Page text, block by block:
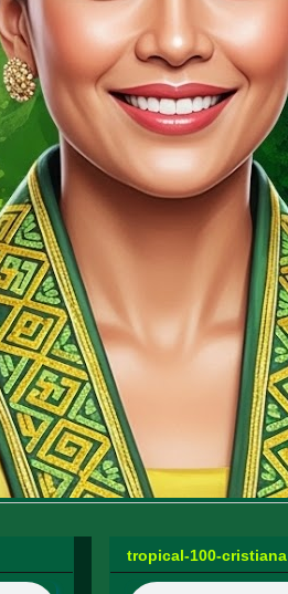
tropical-100-cristiana